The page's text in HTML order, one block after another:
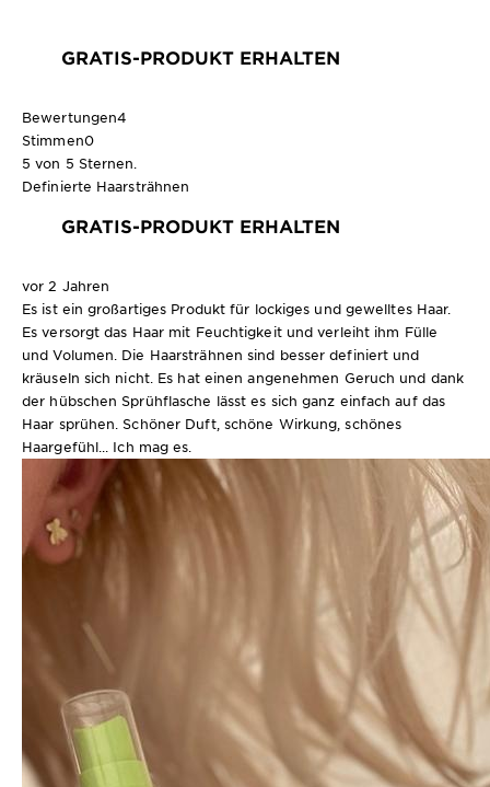
GRATIS-PRODUKT ERHALTEN
Bewertungen4
Stimmen0
5 von 5 Sternen.
Definierte Haarsträhnen
GRATIS-PRODUKT ERHALTEN
vor 2 Jahren
Es ist ein großartiges Produkt für lockiges und gewelltes Haar.
Es versorgt das Haar mit Feuchtigkeit und verleiht ihm Fülle
und Volumen. Die Haarsträhnen sind besser definiert und
kräuseln sich nicht. Es hat einen angenehmen Geruch und dank
der hübschen Sprühflasche lässt es sich ganz einfach auf das
Haar sprühen. Schöner Duft, schöne Wirkung, schönes
Haargefühl... Ich mag es.